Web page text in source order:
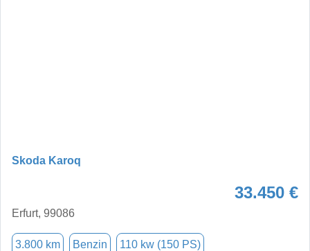
Skoda Karoq
33.450 €
Erfurt, 99086
3.800 km Benzin 110 kw (150 PS)